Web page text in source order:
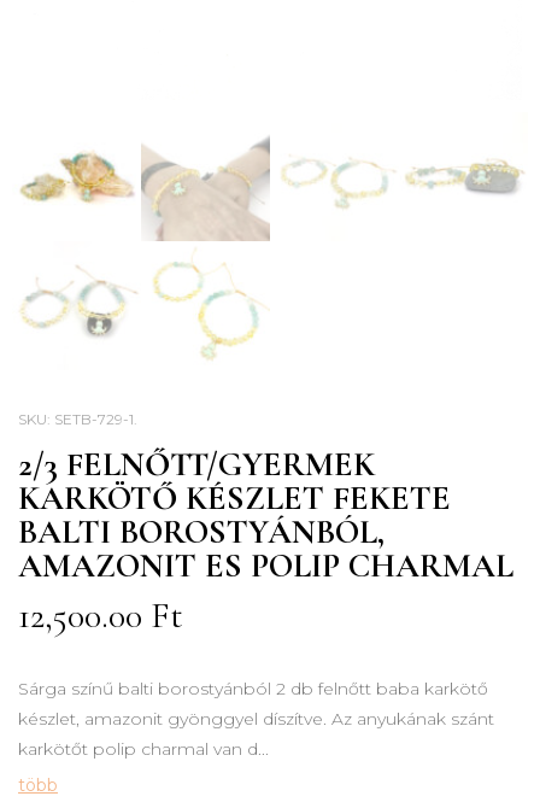
SKU: SETB-729-1.
2/3 FELNŐTT/GYERMEK
KARKÖTŐ KÉSZLET FEKETE
BALTI BOROSTYÁNBÓL,
AMAZONIT ES POLIP CHARMAL
12,500.00 Ft
Sárga színű balti borostyánból 2 db felnőtt baba karkötő
készlet, amazonit gyönggyel díszítve. Az anyukának szánt
karkötőt polip charmal van d...
több